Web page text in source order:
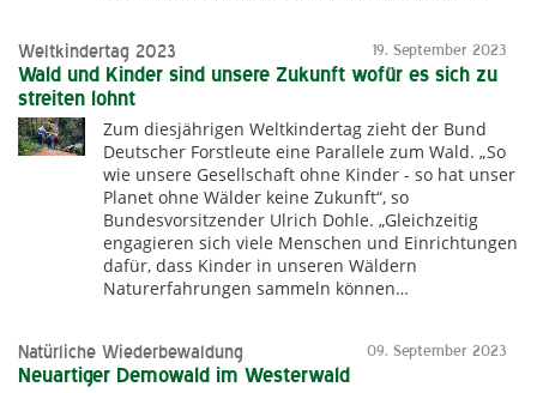
19. September 2023
Weltkindertag 2023
Wald und Kinder sind unsere Zukunft wofür es sich zu
streiten lohnt
Zum diesjährigen Weltkindertag zieht der Bund
Deutscher Forstleute eine Parallele zum Wald. „So
wie unsere Gesellschaft ohne Kinder - so hat unser
Planet ohne Wälder keine Zukunft“, so
Bundesvorsitzender Ulrich Dohle. „Gleichzeitig
engagieren sich viele Menschen und Einrichtungen
dafür, dass Kinder in unseren Wäldern
Naturerfahrungen sammeln können…
09. September 2023
Natürliche Wiederbewaldung
Neuartiger Demowald im Westerwald